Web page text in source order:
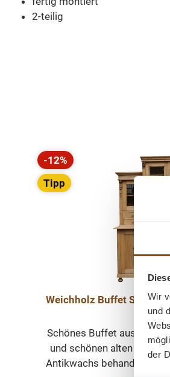
Wir
und
der
2-teilig
Rabatt
-12%
Tipp
Weichholz Buffet
Schönes Buffet aus
und schönen alten
Antikwachs behandelt und